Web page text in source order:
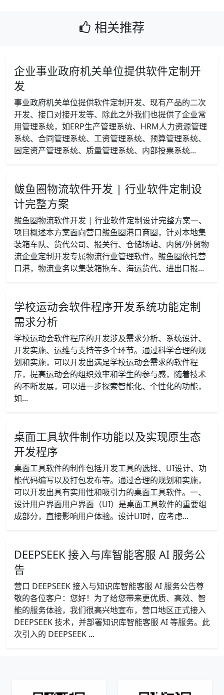
相关推荐
企业事业政府机关单位提供软件定制开
发
事业政府机关单位提供软件定制开发、现有产品的二次
开发、接口对接开发等、除此之外我们也提供了企业常
用管理系统，如ERP生产管理系统、HRM人力资源管理
系统、合同管理系统、工资管理系统、预算管理系统、
固定资产管理系统、质量管理系统、内部投票系统...
鲅鱼圈物流软件开发 | 行业软件定制设
计完整方案
鲅鱼圈物流软件开发 | 行业软件定制设计完整方案一、
项目概述本方案面向营口鲅鱼圈港口商圈，针对本地集
装箱车队、货代公司、报关行、仓储场站、内贸/外贸物
流企业定制开发专属物流行业管理软件。鲅鱼圈依托营
口港，物流业务以集装箱拖车、海运货代、进出口报...
学校运动会软件程序开发系统功能定制
需求分析
学校运动会软件程序的开发涉及需求分析、系统设计、
开发实施、运维与支持等多个环节。通过科学合理的规
划和实施，可以开发出满足学校运动会需求的软件程
序，提高运动会的组织效率和学生的参与感，随着技术
的不断发展，可以进一步探索智能化、个性化的功能，
如...
桌面工具软件制作功能以及实现原生态
开发程序
桌面工具软件的制作包括开发工具的选择、UI设计、功
能代码编写以及打包发布等。通过合理的规划和实施，
可以开发出具有实用性和吸引力的桌面工具软件。一、
设计用户界面用户界面（UI）是桌面工具软件的重要组
成部分，直接影响用户体验。设计UI时，应考虑...
DEEPSEEK 接入与库智能客服 AI 服务公
告
营口 DEEPSEEK 接入与知识库智能客服 AI 服务公告尊
敬的各位客户：您好！为了给您带来更优质、高效、智
能的服务体验，我们很高兴地宣布，营口地区正式接入
DEEPSEEK 技术，并部署知识库智能客服 AI 等服务。此
次引入的 DEEPSEEK ...